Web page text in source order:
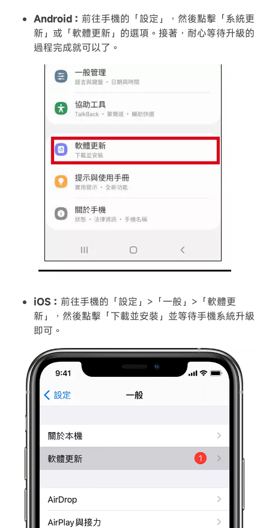
Android： 前往手機的「設定」，然後點擊「系統更
新」或「軟體更新」的選項。接著，耐心等待升級的
過程完成就可以了。
iOS： 前往手機的「設定」>「一般」>「軟體更
新」，然後點擊「下載並安裝」並等待手機系統升級
即可。